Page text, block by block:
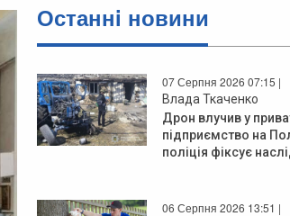
Останнi новини
07 Серпня 2026 07:15 |
Влада Ткаченко
Дрон влучив у
підприємство на
поліція фіксує
06 Серпня 2026 13:51 |